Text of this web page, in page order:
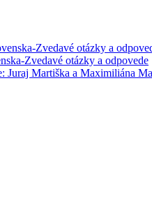
Zvedavé otázky a odpovede
Juraj Martiška a Maximiliána